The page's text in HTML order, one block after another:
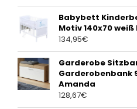
Babybett
Motiv 140x70
134,95€
Garderobe
Garderobenbank
Amanda
128,67€